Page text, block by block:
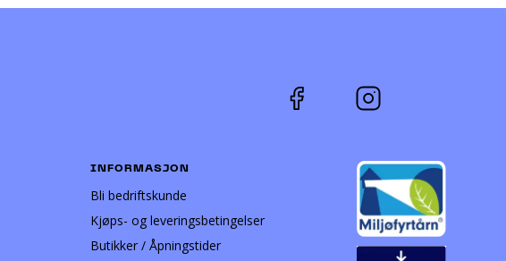
INFORMASJON
Bli bedriftskunde
Kjøps- og leveringsbetingelser
Butikker / Åpningstider